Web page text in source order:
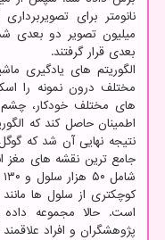
میلیون تصویر دو بعدی
بعدی قرار گرفتند.
الگوریتم های یادگیری
مختلف درون نمونه را
های مختلف خودکار،
اطمینان حاصل کند که
جامع ترین نقشه های مغز
کوچکتری از سلول ها
پژوهشگران و افراد علاقمند